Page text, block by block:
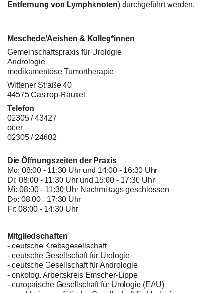
Entfernung von Lymphknoten) durchgeführt werden.
Meschede/Aeishen & Kolleg*innen
Gemeinschaftspraxis für Urologie
Andrologie,
medikamentöse Tumortherapie
Wittener Straße 40
44575 Castrop-Rauxel
Telefon
02305 / 43427
oder
02305 / 24602
Die Öffnungszeiten der Praxis
Mo: 08:00 - 11:30 Uhr und 14:00 - 16:30 Uhr
Di: 08:00 - 11:30 Uhr und 15:00 - 17:30 Uhr
Mi: 08:00 - 11:30 Uhr Nachmittags geschlossen
Do: 08:00 - 17:30 Uhr
Fr: 08:00 - 14:30 Uhr
Mitgliedschaften
- deutsche Krebsgesellschaft
- deutsche Gesellschaft für Urologie
- deutsche Gesellschaft für Andrologie
- onkolog. Arbeitskreis Emscher-Lippe
- europäische Gesellschaft für Urologie (EAU)